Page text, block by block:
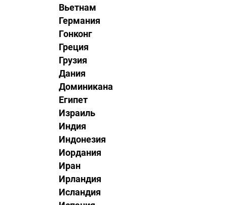
Вьетнам
Германия
Гонконг
Греция
Грузия
Дания
Доминикана
Египет
Израиль
Индия
Индонезия
Иордания
Иран
Ирландия
Исландия